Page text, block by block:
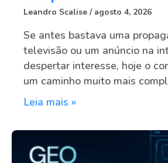
Leandro Scalise agosto 4, 2026
Se antes bastava uma
televisão ou um anúncio na
despertar interesse, hoje o
um caminho muito mais
Leia mais »